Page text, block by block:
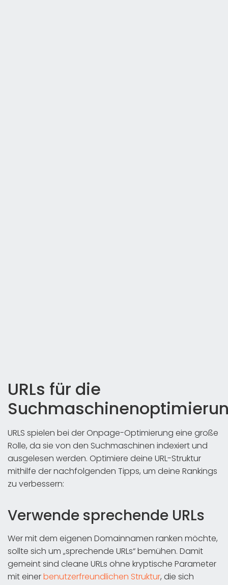
URLs für die
URLS spielen bei der Onpage-Optimierung eine große
Rolle, da sie von den Suchmaschinen indexiert und
ausgelesen werden. Optimiere deine URL-Struktur
mithilfe der nachfolgenden Tipps, um deine Rankings
zu verbessern:
Verwende sprechende URLs
Wer mit dem eigenen Domainnamen ranken möchte,
sollte sich um „sprechende URLs“ bemühen. Damit
gemeint sind cleane URLs ohne kryptische Parameter
mit einerbenutzerfreundlichen Struktur, die sich